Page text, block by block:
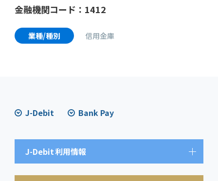
金融機関コード：1412
業種/種別 信用金庫
J-Debit Bank Pay
J-Debit利用情報